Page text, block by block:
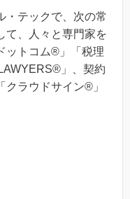
・テックで、次の常
て、人々と専門家を
ットコム®︎」「税理
」、契約
クラウドサイン®」